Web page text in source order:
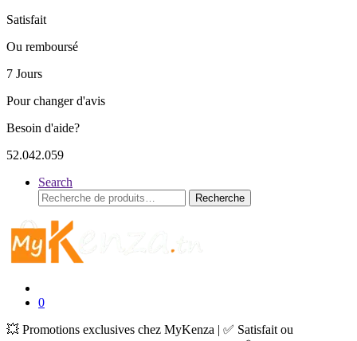
Satisfait
Ou remboursé
7 Jours
Pour changer d'avis
Besoin d'aide?
52.042.059
Search
Recherche
pour :
Recherche
0
💥 Promotions exclusives chez MyKenza | ✅ Satisfait ou